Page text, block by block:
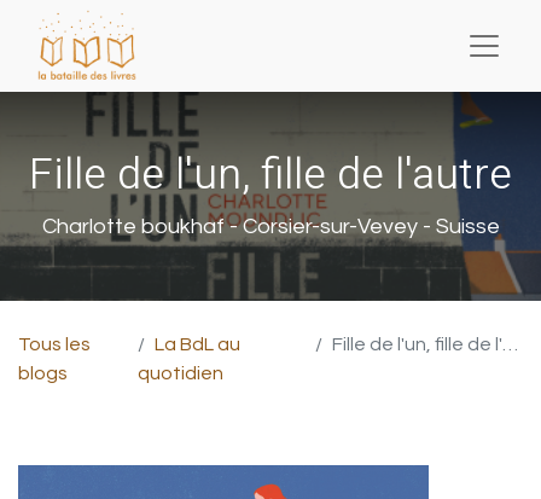
Fille de l'un, fille de l'autre
Charlotte boukhaf - Corsier-sur-Vevey - Suisse
Tous les
blogs
La BdL au
quotidien
Fille de l'un, fille de l'autre